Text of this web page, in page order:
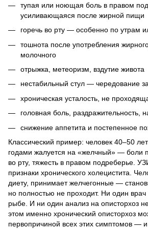
тупая или ноющая боль в правом
усиливающаяся после жирной пищи
горечь во рту — особенно по утрам
тошнота после употребления
молочного
отрыжка, метеоризм, вздутие живота
нестабильный стул — чередование
хроническая усталость, не
головная боль, раздражительность,
снижение аппетита и постепенное
Классический пример: человек 40–50
годами жалуется на «желчный» — боли
во рту, тяжесть в правом подреберье.
признаки хронического холецистита.
диету, принимает желчегонные —
но полностью не проходит. Ни один
рыбе. И ни один анализ на описторхоз
этом именно хронический описторхоз
первопричиной всех этих симптомов —